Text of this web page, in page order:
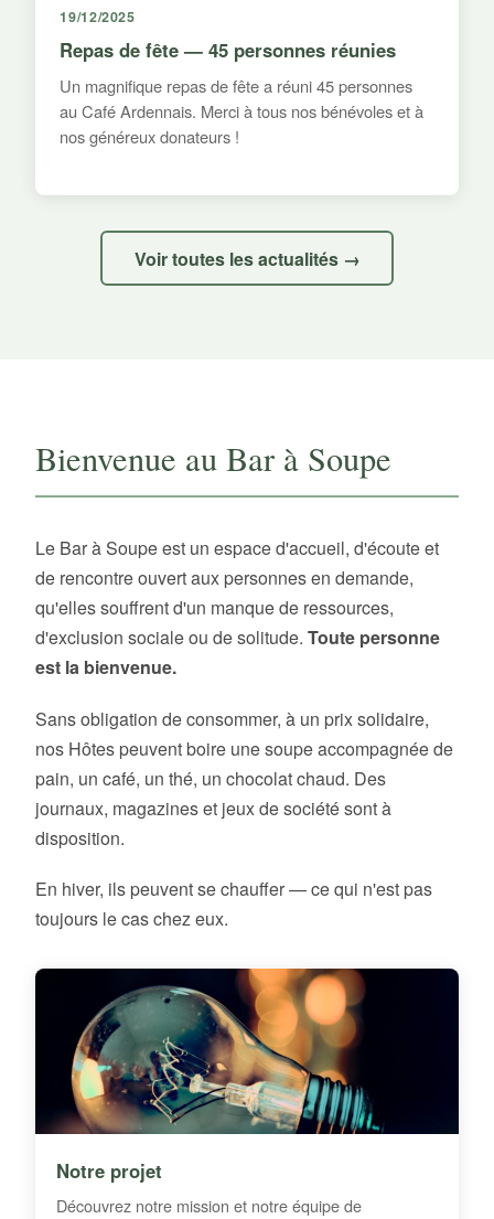
19/12/2025
Repas de fête — 45 personnes réunies
Un magnifique repas de fête a réuni 45 personnes
au Café Ardennais. Merci à tous nos bénévoles et à
nos généreux donateurs !
Voir toutes les actualités →
Bienvenue au Bar à Soupe
Le Bar à Soupe est un espace d'accueil, d'écoute et
de rencontre ouvert aux personnes en demande,
qu'elles souffrent d'un manque de ressources,
d'exclusion sociale ou de solitude. Toute personne
est la bienvenue.
Sans obligation de consommer, à un prix solidaire,
nos Hôtes peuvent boire une soupe accompagnée de
pain, un café, un thé, un chocolat chaud. Des
journaux, magazines et jeux de société sont à
disposition.
En hiver, ils peuvent se chauffer — ce qui n'est pas
toujours le cas chez eux.
Notre projet
Découvrez notre mission et notre équipe de